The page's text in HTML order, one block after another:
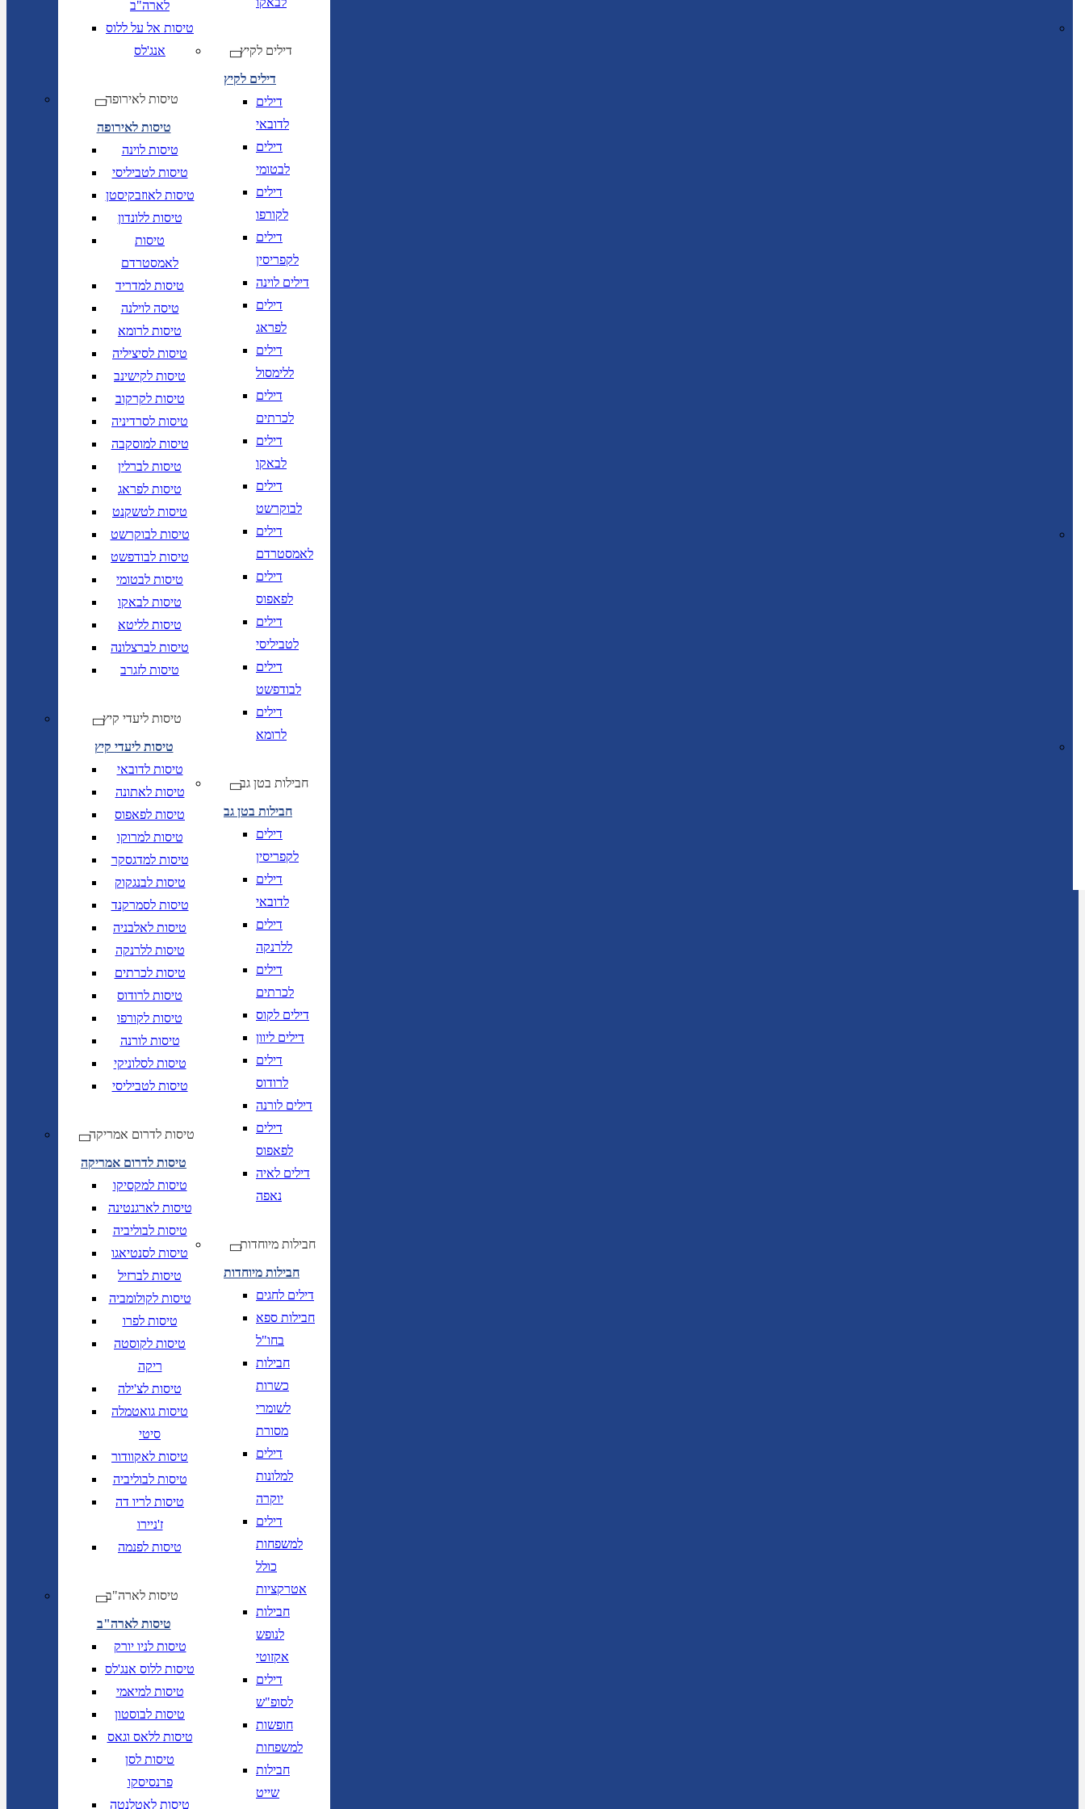
לארה"ב
טיסות אל על ללוס
אנג'לס
טיסות לאירופה
טיסות לאירופה
טיסות לוינה
טיסות לטביליסי
טיסות לאוזבקיסטן
טיסות ללונדון
טיסות
לאמסטרדם
טיסות למדריד
טיסה לוילנה
טיסות לרומא
טיסות לסיציליה
טיסות לקישינב
טיסות לקרקוב
טיסות לסרדיניה
טיסות למוסקבה
טיסות לברלין
טיסות לפראג
טיסות לטשקנט
טיסות לבוקרשט
טיסות לבודפשט
טיסות לבטומי
טיסות לבאקו
טיסות לליטא
טיסות לברצלונה
טיסות לזגרב
טיסות ליעדי קיץ
טיסות ליעדי קיץ
טיסות לדובאי
טיסות לאתונה
טיסות לפאפוס
טיסות למרוקו
טיסות למדגסקר
טיסות לבנגקוק
טיסות לסמרקנד
טיסות לאלבניה
טיסות ללרנקה
טיסות לכרתים
טיסות לרודוס
טיסות לקורפו
טיסות לורנה
טיסות לסלוניקי
טיסות לטביליסי
טיסות לדרום אמריקה
טיסות לדרום אמריקה
טיסות למקסיקו
טיסות לארגנטינה
טיסות לבוליביה
טיסות לסנטיאגו
טיסות לברזיל
טיסות לקולומביה
טיסות לפרו
טיסות לקוסטה
ריקה
טיסות לצ'ילה
טיסות גואטמלה
סיטי
טיסות לאקוודור
טיסות לבוליביה
טיסות לריו דה
ז'ניירו
טיסות לפנמה
טיסות לארה"ב
טיסות לארה"ב
טיסות לניו יורק
טיסות ללוס אנג'לס
טיסות למיאמי
טיסות לבוסטון
טיסות ללאס וגאס
טיסות לסן
פרנסיסקו
טיסות לאטלנטה
דילים לקיץ
דילים לקיץ
דילים
לדובאי
דילים
לבטומי
דילים
לקורפו
דילים
לקפריסין
דילים לוינה
דילים
לפראג
דילים
ללימסול
דילים
לכרתים
דילים
לבאקו
דילים
לבוקרשט
דילים
לאמסטרדם
דילים
לפאפוס
דילים
לטביליסי
דילים
לבודפשט
דילים
לרומא
חבילות בטן גב
חבילות בטן גב
דילים
לקפריסין
דילים
לדובאי
דילים
ללרנקה
דילים
לכרתים
דילים לקוס
דילים ליוון
דילים
לרודוס
דילים לורנה
דילים
לפאפוס
דילים לאיה
נאפה
חבילות מיוחדות
חבילות מיוחדות
דילים לחגים
חבילות ספא
בחו"ל
חבילות
כשרות
לשומרי
מסורת
דילים
למלונות
יוקרה
דילים
למשפחות
כולל
אטרקציות
חבילות
לנופש
אקזוטי
דילים
לסופ"ש
חופשות
למשפחות
חבילות
שייט